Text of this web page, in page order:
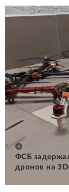
ФСБ
дронов на